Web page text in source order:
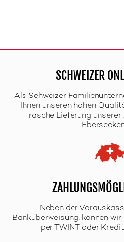
SCHWEIZER
Als Schweizer
Ihnen unseren hohen
rasche Lieferung
Neben der
Banküberweisung, können wir
per TWINT oder